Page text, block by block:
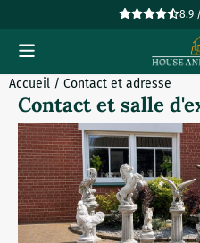
Préférences de cookies 8.9
Accueil / Contact et adresse
Contact et salle